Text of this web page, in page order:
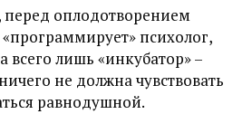
перед оплодотворением
психолог,
всего лишь «инкубатор» –
не должна чувствовать
равнодушной.